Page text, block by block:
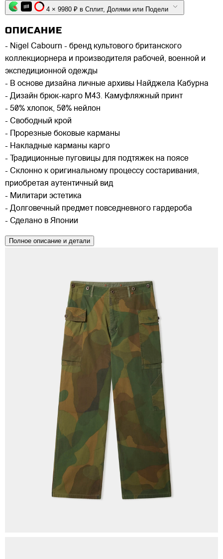
4 × 9980 ₽ в Сплит, Долями или Подели
ОПИСАНИЕ
- Nigel Cabourn - бренд культового британского
коллекциорнера и производителя рабочей, военной и
экспедиционной одежды
- В основе дизайна личные архивы Найджела Кабурна
- Дизайн брюк-карго M43. Камуфляжный принт
- 50% хлопок, 50% нейлон
- Свободный крой
- Прорезные боковые карманы
- Накладные карманы карго
- Традиционные пуговицы для подтяжек на поясе
- Склонно к оригинальному процессу состаривания,
приобретая аутентичный вид
- Милитари эстетика
- Долговечный предмет повседневного гардероба
- Сделано в Японии
Полное описание и детали